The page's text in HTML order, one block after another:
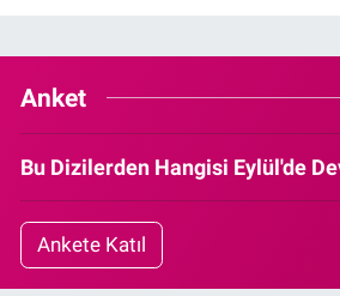
Anket
Bu Dizilerden Hangisi Eylül'de
Ankete Katıl